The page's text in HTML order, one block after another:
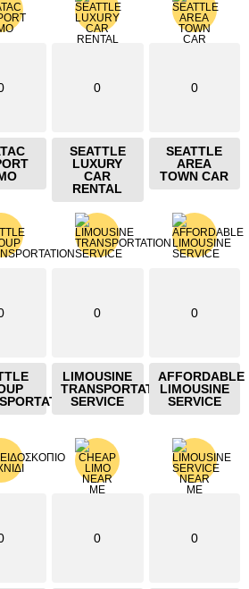
0
SEATTLE
LUXURY
CAR
RENTAL
0
SEATTLE
AREA
TOWN CAR
0
LIMOUSINE
TRANSPORTATION
SERVICE
0
AFFORDABLE
LIMOUSINE
SERVICE
0 0